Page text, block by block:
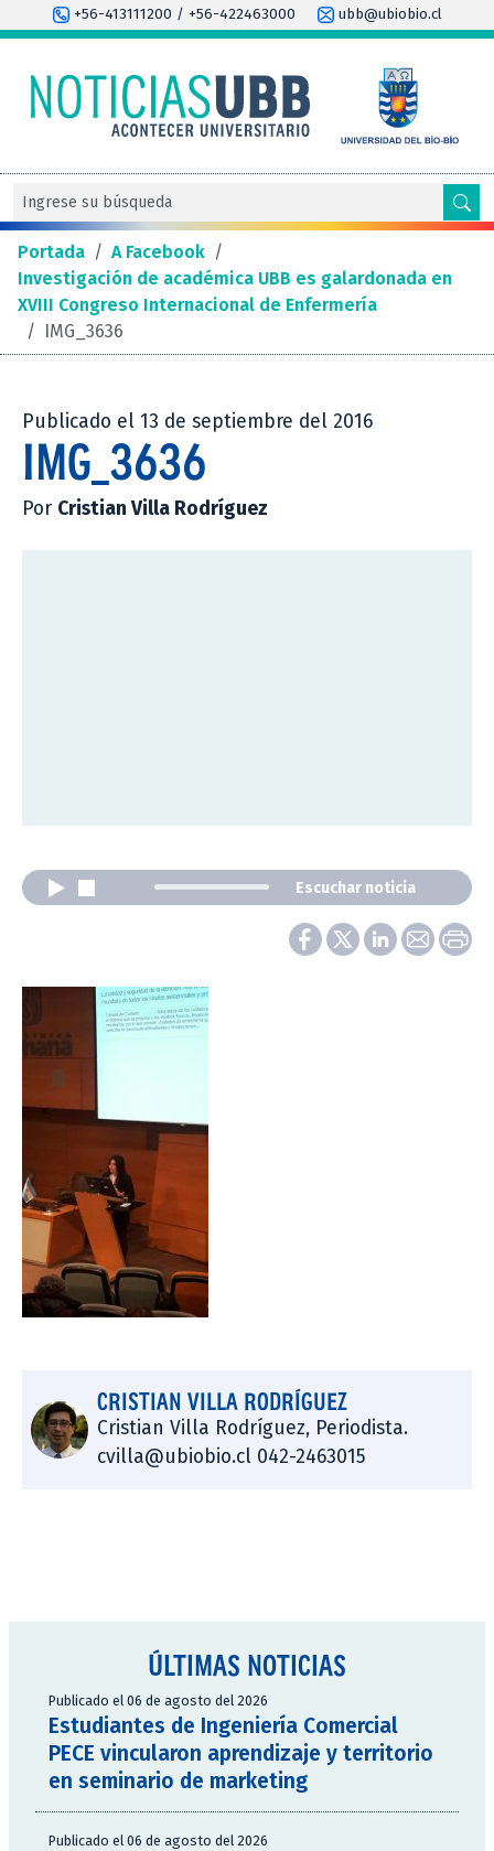
+56-413111200 / +56-422463000 ubb@ubiobio.cl
Portada / A Facebook /
Investigación de académica UBB es galardonada en
XVIII Congreso Internacional de Enfermería
/ IMG_3636
Publicado el 13 de septiembre del 2016
IMG_3636
Por Cristian Villa Rodríguez
Escuchar noticia
CRISTIAN VILLA RODRÍGUEZ
Cristian Villa Rodríguez, Periodista.
cvilla@ubiobio.cl 042-2463015
ÚLTIMAS NOTICIAS
Publicado el 06 de agosto del 2026
Estudiantes de Ingeniería Comercial
PECE vincularon aprendizaje y territorio
en seminario de marketing
Publicado el 06 de agosto del 2026